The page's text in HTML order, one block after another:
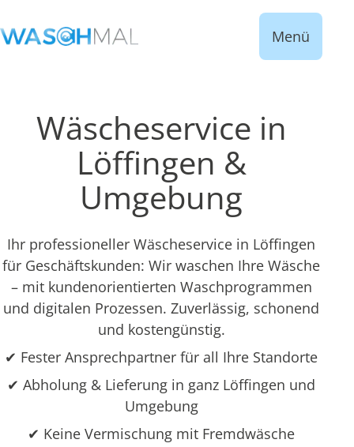
Menü
Wäscheservice in
Löffingen &
Umgebung
Ihr professioneller Wäscheservice in Löffingen
für Geschäftskunden: Wir waschen Ihre Wäsche
– mit kundenorientierten Waschprogrammen
und digitalen Prozessen. Zuverlässig, schonend
und kostengünstig.
✔ Fester Ansprechpartner für all Ihre Standorte
✔ Abholung & Lieferung in ganz Löffingen und
Umgebung
✔ Keine Vermischung mit Fremdwäsche